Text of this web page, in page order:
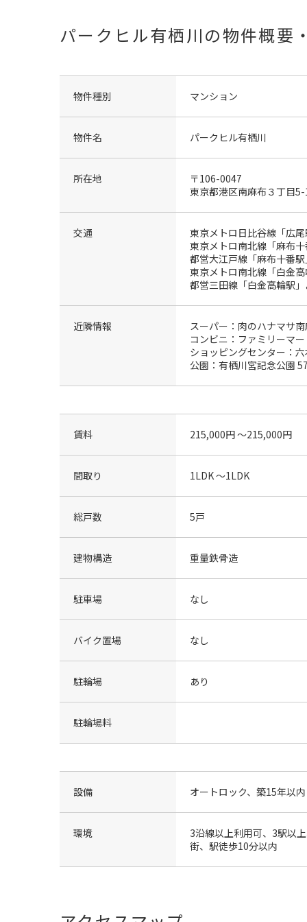
パークヒル有栖川の物件概要
物件種別 マンション
物件名 パークヒル有栖川
所在地
〒106-0047
東京都港区南麻布３丁目5-
交通
東京メトロ日比谷線「広
東京メトロ南北線「麻布
都営大江戸線「麻布十番
東京メトロ南北線「白金
都営三田線「白金高輪駅
近隣情報
スーパー：肉のハナマサ
コンビニ：ファミリーマ
ショッピングセンター：
公園：有栖川宮記念公園
賃料 215,000円 〜215,000円
間取り 1LDK 〜1LDK
総戸数 5戸
建物構造 重量鉄骨造
駐車場 なし
バイク置場 なし
駐輪場 あり
駐輪場料
設備 オートロック、築15年以内
環境
3沿線以上利用可、3駅以
街、駅徒歩10分以内